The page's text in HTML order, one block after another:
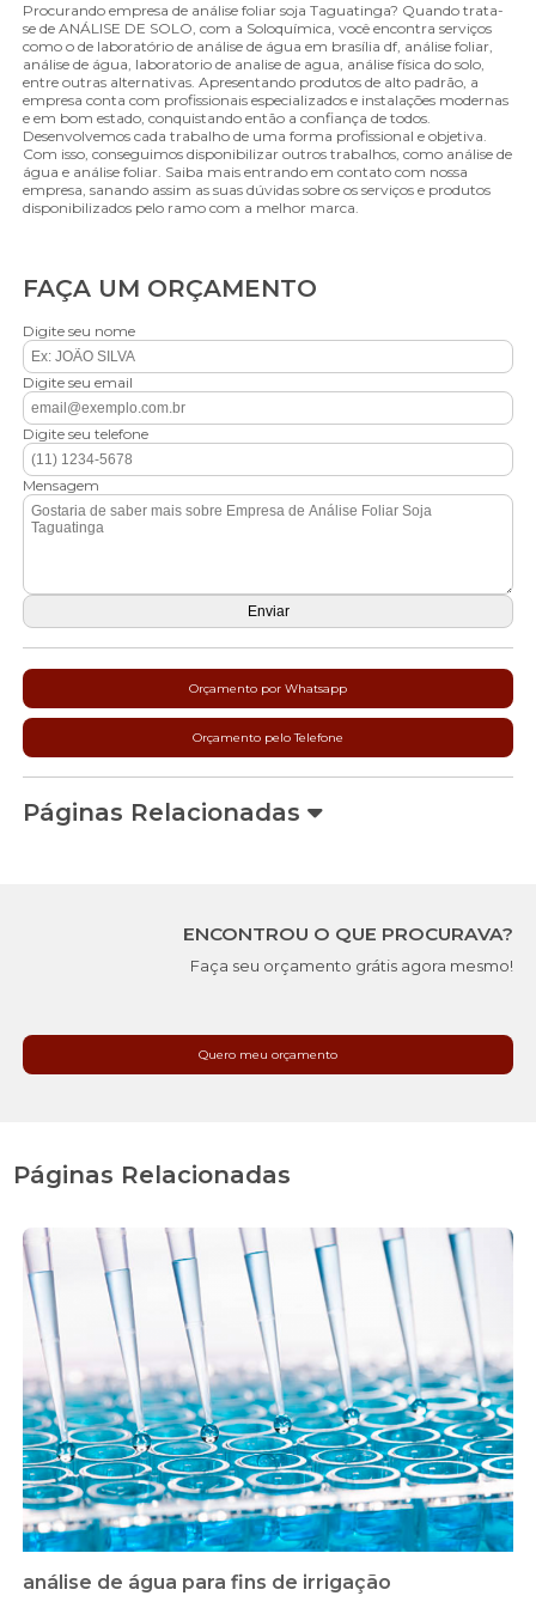
Procurando empresa de análise foliar soja Taguatinga? Quando trata-
se de ANÁLISE DE SOLO, com a Soloquímica, você encontra serviços
como o de laboratório de análise de água em brasília df, análise foliar,
análise de água, laboratorio de analise de agua, análise física do solo,
entre outras alternativas. Apresentando produtos de alto padrão, a
empresa conta com profissionais especializados e instalações modernas
e em bom estado, conquistando então a confiança de todos.
Desenvolvemos cada trabalho de uma forma profissional e objetiva.
Com isso, conseguimos disponibilizar outros trabalhos, como análise de
água e análise foliar. Saiba mais entrando em contato com nossa
empresa, sanando assim as suas dúvidas sobre os serviços e produtos
disponibilizados pelo ramo com a melhor marca.
FAÇA UM ORÇAMENTO
Digite seu nome
Digite seu email
Digite seu telefone
Mensagem
Orçamento por Whatsapp
Orçamento pelo Telefone
Páginas Relacionadas
ENCONTROU O QUE PROCURAVA?
Faça seu orçamento grátis agora mesmo!
Quero meu orçamento
Páginas Relacionadas
análise de água para fins de irrigação